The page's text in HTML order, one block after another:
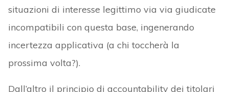
situazioni di interesse legittimo via via giudicate
incompatibili con questa base, ingenerando
incertezza applicativa (a chi toccherà la
prossima volta?).
Dall’altro il principio di accountability dei titolari